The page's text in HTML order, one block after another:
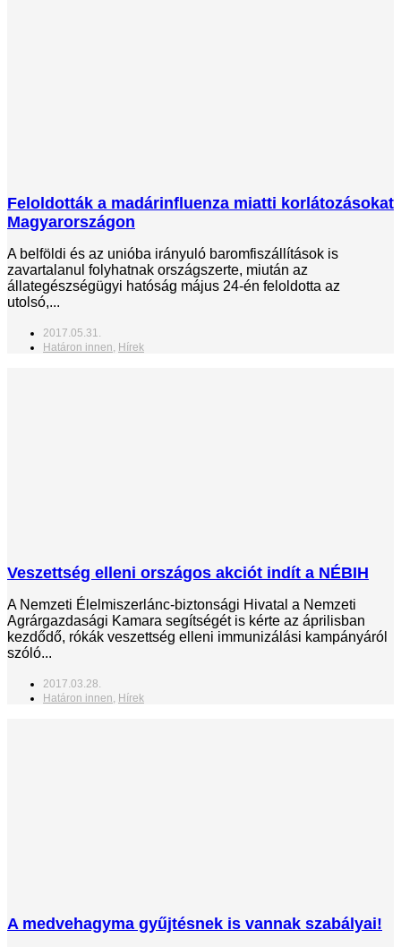
Feloldották a madárinfluenza miatti korlátozásokat
Magyarországon
A belföldi és az unióba irányuló baromfiszállítások is
zavartalanul folyhatnak országszerte, miután az
állategészségügyi hatóság május 24-én feloldotta az
utolsó,...
2017.05.31.
Határon innen, Hírek
Veszettség elleni országos akciót indít a NÉBIH
A Nemzeti Élelmiszerlánc-biztonsági Hivatal a Nemzeti
Agrárgazdasági Kamara segítségét is kérte az áprilisban
kezdődő, rókák veszettség elleni immunizálási kampányáról
szóló...
2017.03.28.
Határon innen, Hírek
A medvehagyma gyűjtésnek is vannak szabályai!